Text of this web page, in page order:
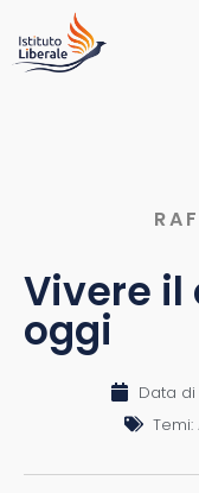
Vivere
oggi
Data di
Temi: